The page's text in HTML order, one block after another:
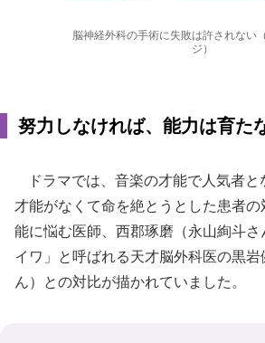
脳神経外科の手術に失敗は許されない
ジ）
努力しなければ、能力は育た
ドラマでは、音楽の才能で人気者と
才能がなくて命を絶とうとした患者
能に悩む医師、西郡琢磨（永山絢斗さ
イワ」と呼ばれる天才脳外科医の黒岩
ん）との対比が描かれていました。